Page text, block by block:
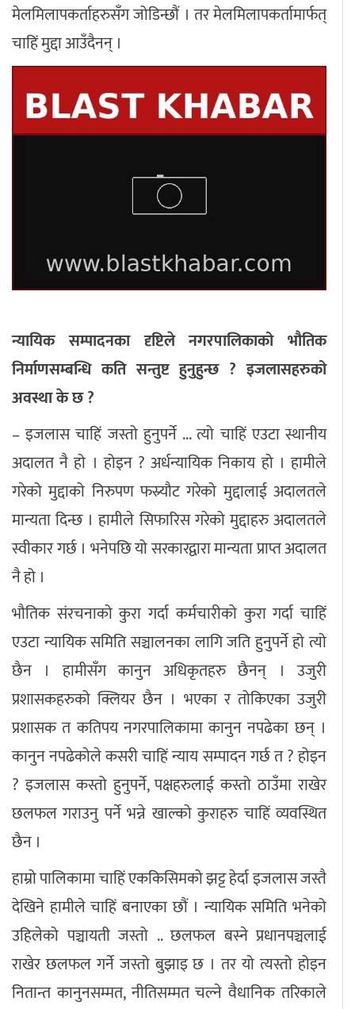
मेलमिलापकर्ताहरुसँग जोडिन्छौं । तर मेलमिलापकर्तामार्फत्
चाहिं मुद्दा आउँदैनन् ।
न्यायिक सम्पादनका दृष्टिले नगरपालिकाको भौतिक
निर्माणसम्बन्धि कति सन्तुष्ट हुनुहुन्छ ? इजलासहरुको
अवस्था के छ ?
– इजलास चाहिं जस्तो हुनुपर्ने ... त्यो चाहिं एउटा स्थानीय
अदालत नै हो । होइन ? अर्धन्यायिक निकाय हो । हामीले
गरेको मुद्दाको निरुपण फस्र्यौट गरेको मुद्दालाई अदालतले
मान्यता दिन्छ । हामीले सिफारिस गरेको मुद्दाहरु अदालतले
स्वीकार गर्छ । भनेपछि यो सरकारद्वारा मान्यता प्राप्त अदालत
नै हो ।
भौतिक संरचनाको कुरा गर्दा कर्मचारीको कुरा गर्दा चाहिं
एउटा न्यायिक समिति सञ्चालनका लागि जति हुनुपर्ने हो त्यो
छैन । हामीसँग कानुन अधिकृतहरु छैनन् । उजुरी
प्रशासकहरुको क्लियर छैन । भएका र तोकिएका उजुरी
प्रशासक त कतिपय नगरपालिकामा कानुन नपढेका छन् ।
कानुन नपढेकोले कसरी चाहिं न्याय सम्पादन गर्छ त ? होइन
? इजलास कस्तो हुनुपर्ने, पक्षहरुलाई कस्तो ठाउँमा राखेर
छलफल गराउनु पर्ने भन्ने खाल्को कुराहरु चाहिं व्यवस्थित
छैन ।
हाम्रो पालिकामा चाहिं एककिसिमको झट्ट हेर्दा इजलास जस्तै
देखिने हामीले चाहिं बनाएका छौं । न्यायिक समिति भनेको
उहिलेको पञ्चायती जस्तो .. छलफल बस्ने प्रधानपञ्चलाई
राखेर छलफल गर्ने जस्तो बुझाइ छ । तर यो त्यस्तो होइन
नितान्त कानुनसम्मत, नीतिसम्मत चल्ने वैधानिक तरिकाले